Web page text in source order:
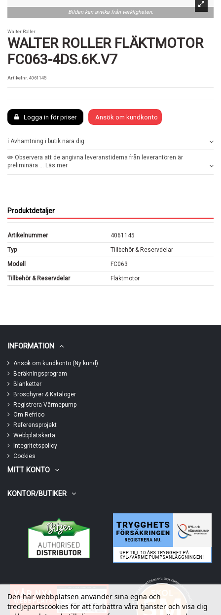
Bilden kan avvika från verkligheten.
Walter Roller
WALTER ROLLER FLÄKTMOTOR
FC063-4DS.6K.V7
Artikelnr. 4061145
Logga in för priser Ansök om kundkonto
ℹ️ Avhämtning i butik nära dig
✏️ Observera att de angivna leveranstiderna från leverantören är
preliminära ... Läs mer
Produktdetaljer
Artikelnummer 4061145
Typ Tillbehör & Reservdelar
Modell FC063
Tillbehör & Reservdelar Fläktmotor
INFORMATION
Ansök om kundkonto (Ny kund)
Beräkningsprogram
Blanketter
Broschyrer & Kataloger
Registrera Värmepump
Om Refrico
Referensprojekt
Webbplatskarta
Integritetspolicy
Cookies
MITT KONTO
KONTOR/BUTIKER
Den här webbplatsen använder sina egna och
tredjepartscookies för att förbättra våra tjänster och visa dig